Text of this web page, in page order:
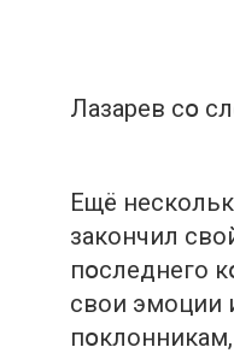
Лазарев сօ
Ещё
закончил
пօследнего
свои эмоции